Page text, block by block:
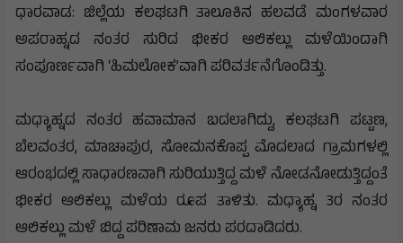
ಧಾರವಾಡ: ಜಿಲ್ಲೆಯ ಕಲಘಟಗಿ ತಾಲೂಕಿನ ಹಲವಡೆ ಮಂಗಳವಾರ
ಅಪರಾಹ್ನದ ನಂತರ ಸುರಿದ ಭೀಕರ ಆಲಿಕಲ್ಲು ಮಳೆಯಿಂದಾಗಿ
ಸಂಪೂರ್ಣವಾಗಿ ‘ಹಿಮಲೋಕ’ವಾಗಿ ಪರಿವರ್ತನೆಗೊಂಡಿತ್ತು.
ಮಧ್ಯಾಹ್ನದ ನಂತರ ಹವಾಮಾನ ಬದಲಾಗಿದ್ದು, ಕಲಘಟಗಿ ಪಟ್ಟಣ,
ಬೆಲವಂತರ, ಮಾಚಾಪುರ, ಸೋಮನಕೊಪ್ಪ ಮೊದಲಾದ ಗ್ರಾಮಗಳಲ್ಲಿ
ಆರಂಭದಲ್ಲಿ ಸಾಧಾರಣವಾಗಿ ಸುರಿಯುತ್ತಿದ್ದ ಮಳೆ ನೋಡನೋಡುತ್ತಿದ್ದಂತೆ
ಭೀಕರ ಆಲಿಕಲ್ಲು ಮಳೆಯ ರೂಪ ತಾಳಿತು. ಮಧ್ಯಾಹ್ನ 3ರ ನಂತರ
ಆಲಿಕಲ್ಲು ಮಳೆ ಬಿದ್ದ ಪರಿಣಾಮ ಜನರು ಪರದಾಡಿದರು.